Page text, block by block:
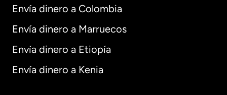
Envía dinero a Colombia
Envía dinero a Marruecos
Envía dinero a Etiopía
Envía dinero a Kenia